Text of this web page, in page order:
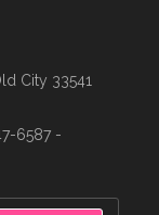
City 33541
6587 -